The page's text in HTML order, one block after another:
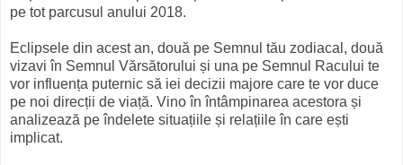
pe tot parcusul anului 2018.
Eclipsele din acest an, două pe Semnul tău zodiacal, două
vizavi în Semnul Vărsătorului și una pe Semnul Racului te
vor influența puternic să iei decizii majore care te vor duce
pe noi direcții de viață. Vino în întâmpinarea acestora și
analizează pe îndelete situațiile și relațiile în care ești
implicat.